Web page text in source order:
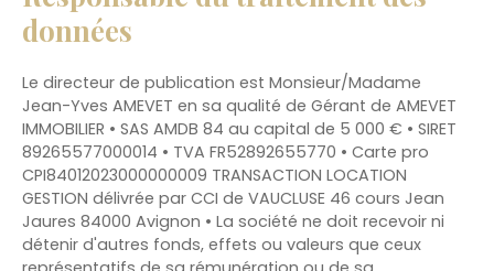
données
Le directeur de publication est Monsieur/Madame
Jean-Yves AMEVET en sa qualité de Gérant de AMEVET
IMMOBILIER • SAS AMDB 84 au capital de 5 000 € • SIRET
89265577000014 • TVA FR52892655770 • Carte pro
CPI84012023000000009 TRANSACTION LOCATION
GESTION délivrée par CCI de VAUCLUSE 46 cours Jean
Jaures 84000 Avignon • La société ne doit recevoir ni
détenir d'autres fonds, effets ou valeurs que ceux